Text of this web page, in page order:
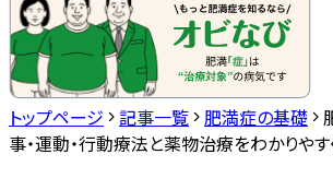
トップページ 記事一覧 肥満症の基礎
事・運動・行動療法と薬物治療をわかりや